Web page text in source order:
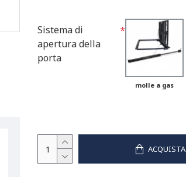
Sistema di
apertura della
porta
molle a gas
ACQUISTA